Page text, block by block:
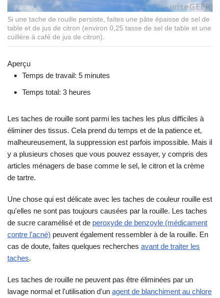
Si une tache de rouille persiste, faites une pâte épaisse de sel de
table et de jus de citron (environ 0,25 tasse de sel de table et une
cuillère à café de jus de citron).
Aperçu
Temps de travail: 5 minutes
Temps total: 3 heures
Les taches de rouille sont parmi les taches les plus difficiles à
éliminer des tissus. Cela prend du temps et de la patience et,
malheureusement, la suppression est parfois impossible. Mais il
y a plusieurs choses que vous pouvez essayer, y compris des
articles ménagers de base comme le sel, le citron et la crème
de tartre.
Une chose qui est délicate avec les taches de couleur rouille est
qu'elles ne sont pas toujours causées par la rouille. Les taches
de sucre caramélisé et de peroxyde de benzoyle (médicament
contre l'acné) peuvent également ressembler à de la rouille. En
cas de doute, faites quelques recherches avant de traiter les
taches.
Les taches de rouille ne peuvent pas être éliminées par un
lavage normal et l'utilisation d'un agent de blanchiment au chlore